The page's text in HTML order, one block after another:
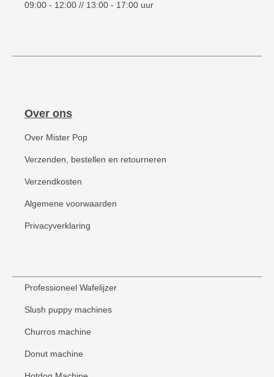
09:00 - 12:00 // 13:00 - 17:00 uur
Over ons
Over Mister Pop
Verzenden, bestellen en retourneren
Verzendkosten
Algemene voorwaarden
Privacyverklaring
Professioneel Wafelijzer
Slush puppy machines
Churros machine
Donut machine